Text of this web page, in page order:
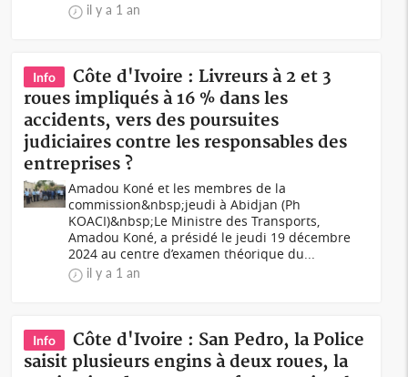
il y a 1 an
Info
Côte d'Ivoire : Livreurs à 2 et 3
roues impliqués à 16 % dans les
accidents, vers des poursuites
judiciaires contre les responsables des
entreprises ?
Amadou Koné et les membres de la
commission&nbsp;jeudi à Abidjan (Ph
KOACI)&nbsp;Le Ministre des Transports,
Amadou Koné, a présidé le jeudi 19 décembre
2024 au centre d’examen théorique du...
il y a 1 an
Info
Côte d'Ivoire : San Pedro, la Police
saisit plusieurs engins à deux roues, la